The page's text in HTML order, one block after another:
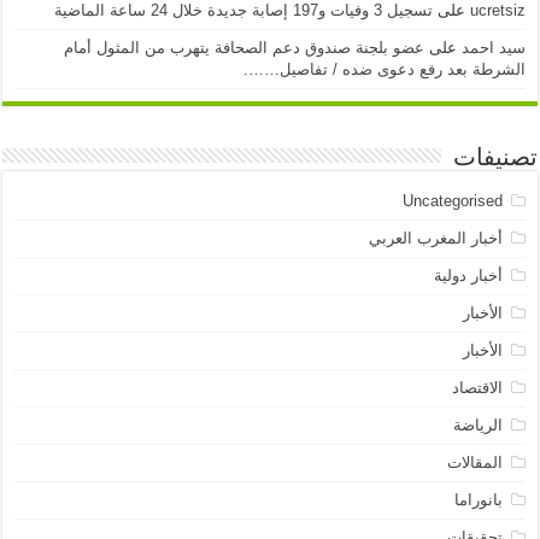
ucretsiz علىتسجيل 3 وفيات و197 إصابة جديدة خلال 24 ساعة الماضية
سيد احمد على عضو بلجنة صندوق دعم الصحافة يتهرب من المثول أمام
الشرطة بعد رفع دعوى ضده / تفاصيل…….
تصنيفات
Uncategorised
أخبار المغرب العربي
أخبار دولية
الأخبار
الأخبار
الاقتصاد
الرياضة
المقالات
بانوراما